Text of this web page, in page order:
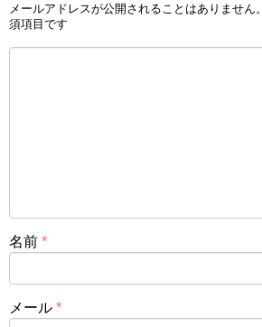
メールアドレスが公開されることはありません。
須項目です
名前 *
メール *